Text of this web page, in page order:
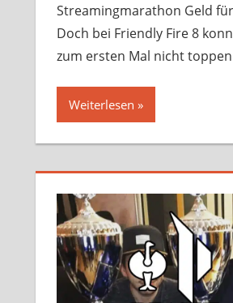
Streamingmarathon Geld
Doch bei Friendly Fire 8
zum ersten Mal nicht
Weiterlesen